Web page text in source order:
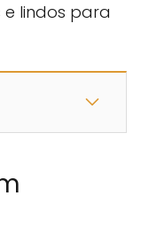
lindos para